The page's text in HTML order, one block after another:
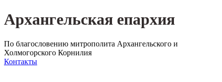
Архангельская епархия
По благословению митрополита Архангельского и
Холмогорского Корнилия
Контакты